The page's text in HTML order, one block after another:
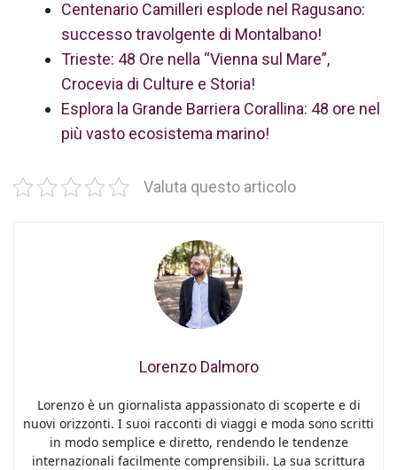
Centenario Camilleri esplode nel Ragusano:
successo travolgente di Montalbano!
Trieste: 48 Ore nella “Vienna sul Mare”,
Crocevia di Culture e Storia!
Esplora la Grande Barriera Corallina: 48 ore nel
più vasto ecosistema marino!
Valuta questo articolo
Lorenzo Dalmoro
Lorenzo è un giornalista appassionato di scoperte e di
nuovi orizzonti. I suoi racconti di viaggi e moda sono scritti
in modo semplice e diretto, rendendo le tendenze
internazionali facilmente comprensibili. La sua scrittura